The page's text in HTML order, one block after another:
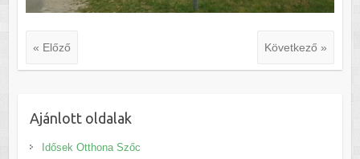
« Előző Következő »
Ajánlott oldalak
Idősek Otthona Szőc